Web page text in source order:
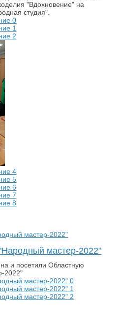
"Вдохновение" на
студия".
мастер-2022"
и посетили Областную
2022"